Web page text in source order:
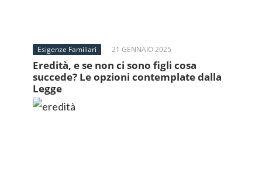
Esigenze Familiari 21 GENNAIO 2025
Eredità, e se non ci sono figli cosa
succede? Le opzioni contemplate dalla
Legge